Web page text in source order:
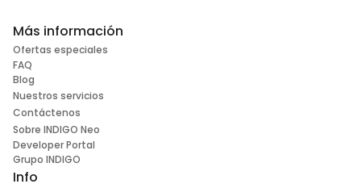
Más información
Ofertas especiales
FAQ
Blog
Nuestros servicios
Contáctenos
Sobre INDIGO Neo
Developer Portal
Grupo INDIGO
Info